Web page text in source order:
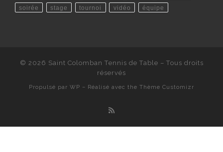
soirée stage tournoi vidéo équipe
© 2026 Saint Colomban Tennis de Table – Tous droits
réservés
Propulsé par WP – Réalisé avec the Thème Customizr